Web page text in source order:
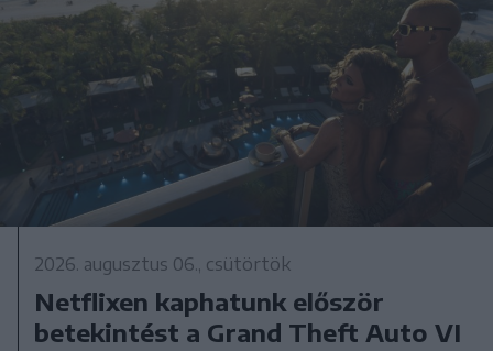
2026. augusztus 06., csütörtök
Netflixen kaphatunk először
betekintést a Grand Theft Auto VI